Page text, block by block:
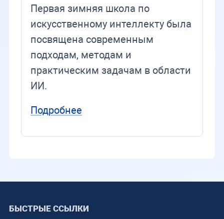
Первая зимняя школа по
искусственному интеллекту была
посвящена современным
подходам, методам и
практическим задачам в области
ИИ.
Подробнее
БЫСТРЫЕ ССЫЛКИ